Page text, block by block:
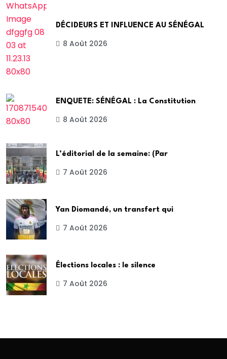
DÉCIDEURS ET INFLUENCE AU SÉNÉGAL
8 Août 2026
ENQUETE: SÉNÉGAL : La Constitution
8 Août 2026
L’éditorial de la semaine: (Par
7 Août 2026
Yan Diomandé, un transfert qui
7 Août 2026
Élections locales : le silence
7 Août 2026